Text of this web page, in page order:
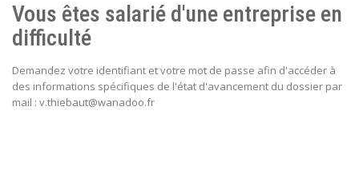
Vous êtes salarié d'une entreprise en
difficulté
Demandez votre identifiant et votre mot de passe afin d'accéder à
des informations spécifiques de l'état d'avancement du dossier par
mail : v.thiebaut@wanadoo.fr